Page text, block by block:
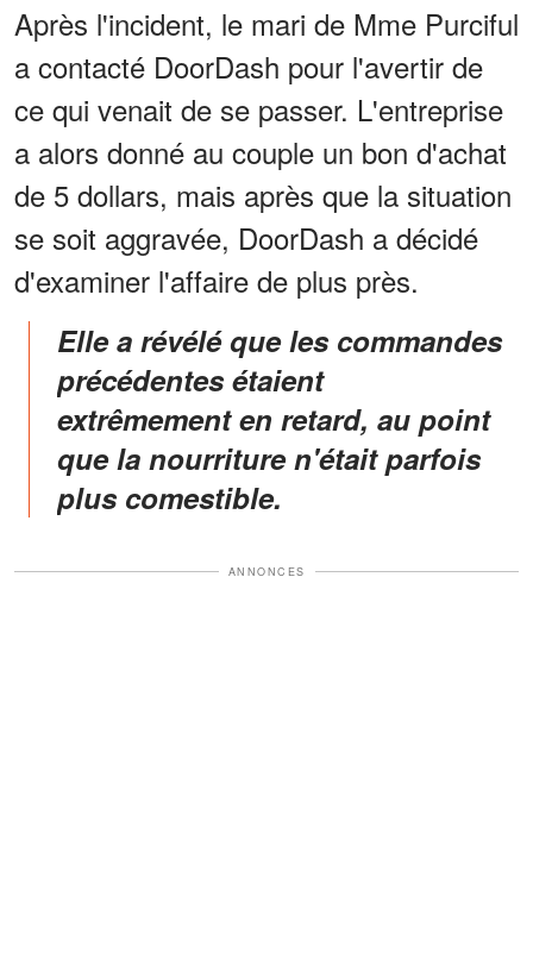
Après l'incident, le mari de Mme Purciful
a contacté DoorDash pour l'avertir de
ce qui venait de se passer. L'entreprise
a alors donné au couple un bon d'achat
de 5 dollars, mais après que la situation
se soit aggravée, DoorDash a décidé
d'examiner l'affaire de plus près.
Elle a révélé que les commandes
précédentes étaient
extrêmement en retard, au point
que la nourriture n'était parfois
plus comestible.
ANNONCES